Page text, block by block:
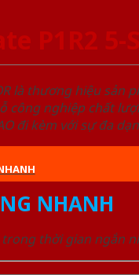
P1R2 5-
là thương hiệu
nghiệp chất
đi kèm với sự đa
NHANH
trong thời gian ngắn